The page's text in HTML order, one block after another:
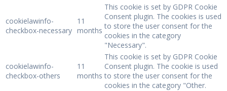
cookielawinfo-
checkbox-necessary
11
months
This cookie is set by GDPR Cookie
Consent plugin. The cookies is used
to store the user consent for the
cookies in the category
"Necessary".
cookielawinfo-
checkbox-others
11
months
This cookie is set by GDPR Cookie
Consent plugin. The cookie is used
to store the user consent for the
cookies in the category "Other.